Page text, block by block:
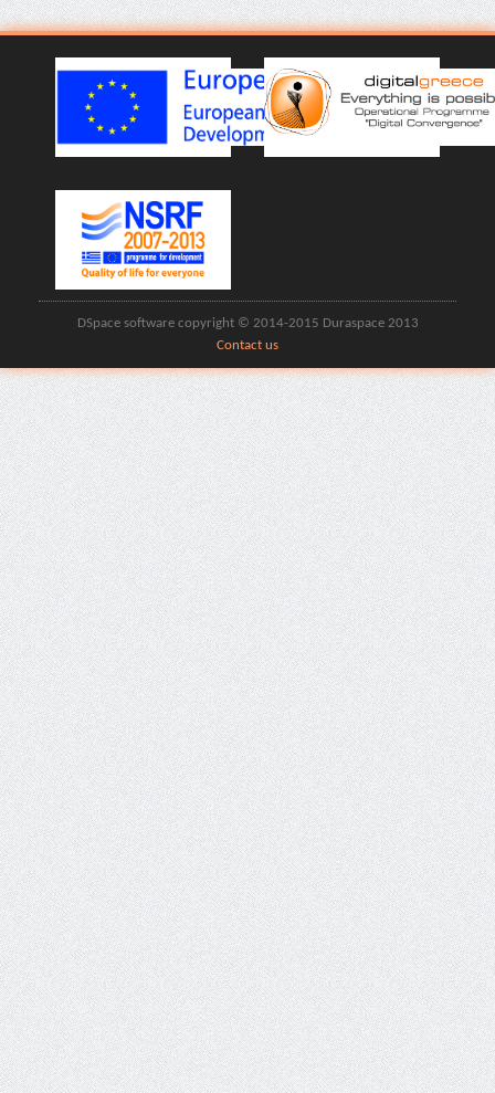
DSpace software copyright © 2014-2015 Duraspace 2013
Contact us